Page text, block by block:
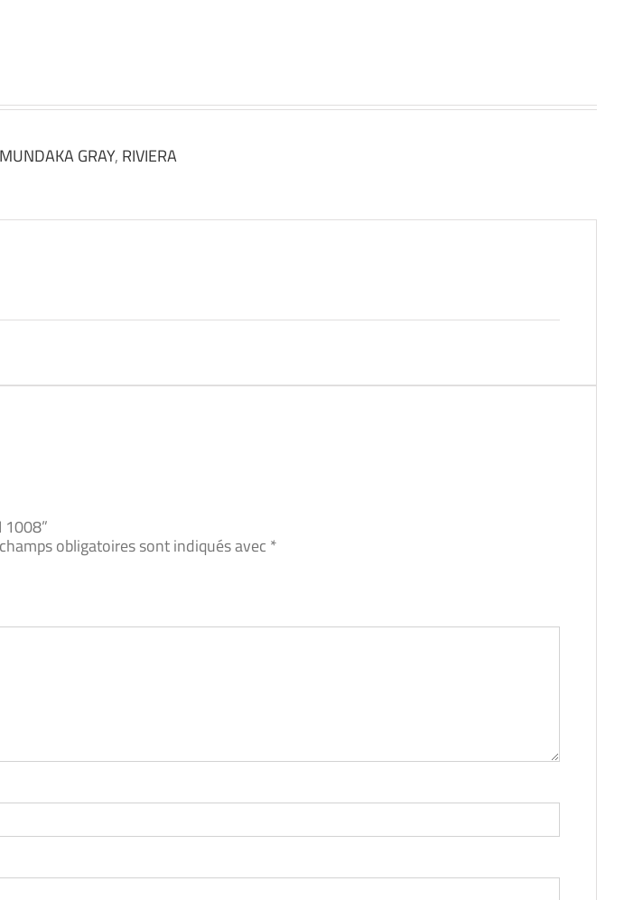
MUNDAKA GRAY, RIVIERA
1008”
obligatoires sont indiqués avec *